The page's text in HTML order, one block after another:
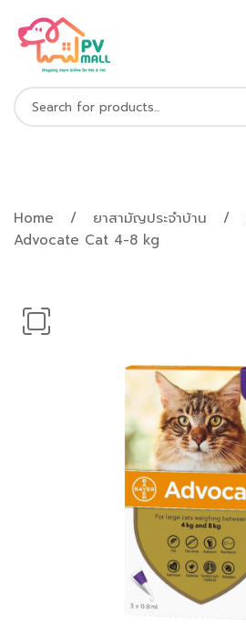
Home ยาสามัญประจำบ้าน
Advocate Cat 4-8 kg